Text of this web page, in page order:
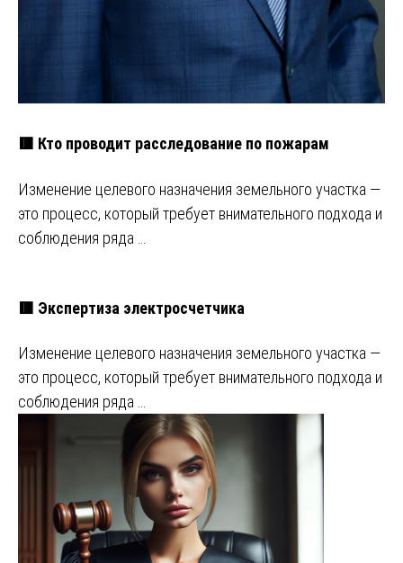
🟥 Кто проводит расследование по пожарам
Изменение целевого назначения земельного участка —
это процесс, который требует внимательного подхода и
соблюдения ряда …
🟥 Экспертиза электросчетчика
Изменение целевого назначения земельного участка —
это процесс, который требует внимательного подхода и
соблюдения ряда …